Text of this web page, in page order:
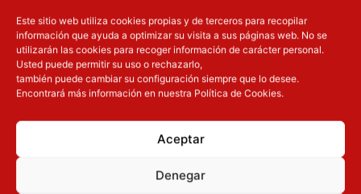
Este sitio web utiliza cookies propias y de terceros para recopilar
información que ayuda a optimizar su visita a sus páginas web. No se
utilizarán las cookies para recoger información de carácter personal.
Usted puede permitir su uso o rechazarlo,
también puede cambiar su configuración siempre que lo desee.
Encontrará más información en nuestra Política de Cookies.
Aceptar
Denegar
OTROS PRODUCTOS QUE TE
PUEDEN INTERESAR
Inicie sesión Inicie sesión